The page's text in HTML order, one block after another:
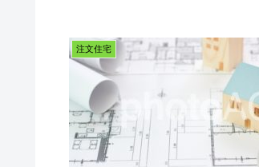
注文住宅